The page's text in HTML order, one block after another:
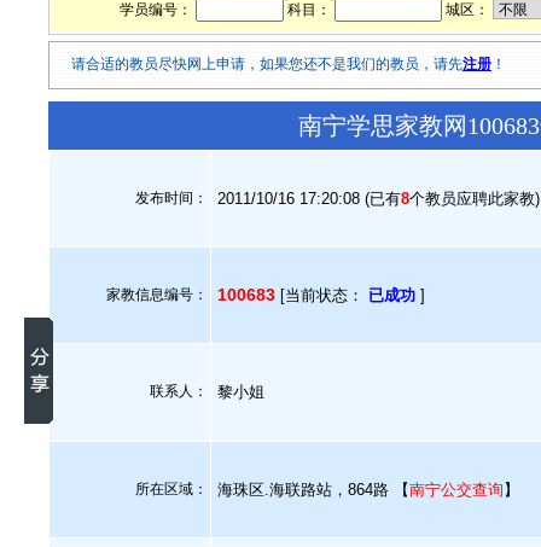
学员编号： 科目： 城区：
请合适的教员尽快网上申请，如果您还不是我们的教员，请先注册 ！
南宁学思家教网
发布时间： 2011/10/16 17:20:08 (已有8个教员应聘此家教)
家教信息编号： 100683 [当前状态： 已成功 ]
联系人： 黎小姐
所在区域： 海珠区.海联路站，864路 【南宁公交查询 】